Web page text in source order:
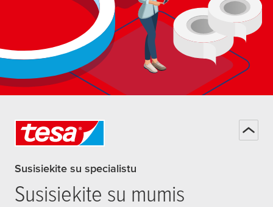
Susisiekite su specialistu
Susisiekite su mumis